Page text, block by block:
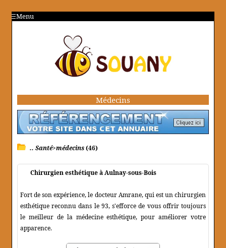
Menu
Médecins
.. Santé>médecins(46)
Chirurgien esthétique à Aulnay-sous-Bois
Fort de son expérience, le docteur Amrane, qui est un chirurgien
esthétique reconnu dans le 93, s'efforce de vous offrir toujours
le meilleur de la médecine esthétique, pour améliorer votre
apparence.